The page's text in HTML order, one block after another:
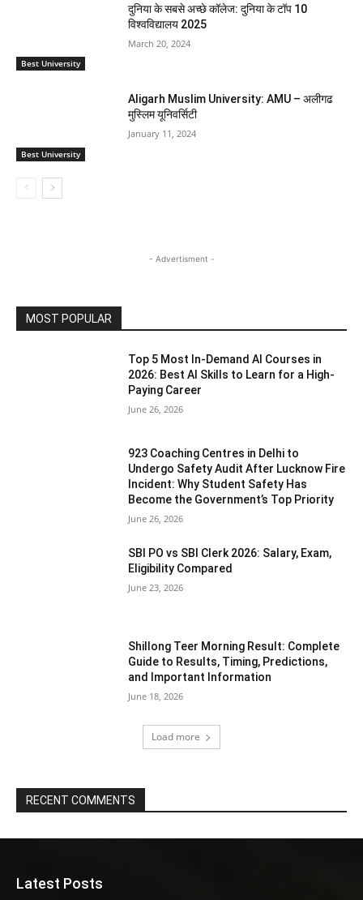
Best University
दुनिया के सबसे अच्छे कॉलेज: दुनिया के टॉप 10
विश्वविद्यालय 2025
March 20, 2024
Best University
Aligarh Muslim University: AMU – अलीगढ
मुस्लिम यूनिवर्सिटी
January 11, 2024
- Advertisment -
MOST POPULAR
Top 5 Most In-Demand AI Courses in
2026: Best AI Skills to Learn for a High-
Paying Career
June 26, 2026
923 Coaching Centres in Delhi to
Undergo Safety Audit After Lucknow Fire
Incident: Why Student Safety Has
Become the Government’s Top Priority
June 26, 2026
SBI PO vs SBI Clerk 2026: Salary, Exam,
Eligibility Compared
June 23, 2026
Shillong Teer Morning Result: Complete
Guide to Results, Timing, Predictions,
and Important Information
June 18, 2026
Load more
RECENT COMMENTS
Latest Posts